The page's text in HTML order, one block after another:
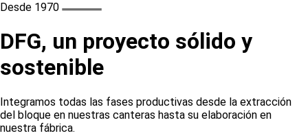
Desde 1970
DFG, un proyecto sólido y
sostenible
Integramos todas las fases productivas desde la extracción
del bloque en nuestras canteras hasta su elaboración en
nuestra fábrica.